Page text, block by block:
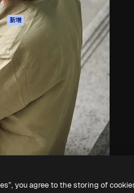
新增
政策
搜索趨勢
博客
聚會活動
Slidesgo
出售內容
新聞室
正在尋找
magnific.ai
you agree to the storing of